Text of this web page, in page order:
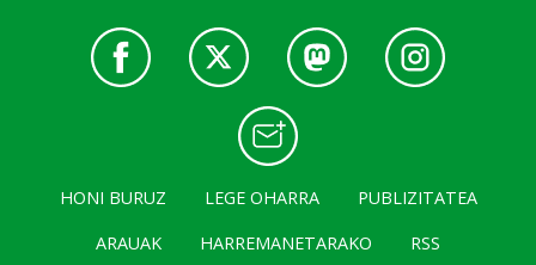
HONI BURUZ LEGE OHARRA
PUBLIZITATEA
ARAUAK
HARREMANETARAKO RSS